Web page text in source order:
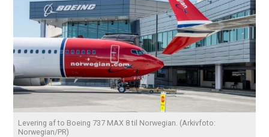
Levering af to Boeing 737 MAX 8 til Norwegian. (Arkivfoto:
Norwegian/PR)